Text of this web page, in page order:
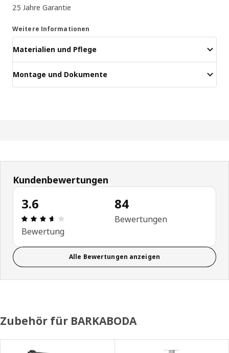
25 Jahre Garantie
Weitere Informationen
Materialien und Pflege
Montage und Dokumente
Kundenbewertungen
3.6
Bewertung: 3.6 von 5 Sterne Alle Bewertungen:
Bewertung
84
Bewertungen
Alle Bewertungen anzeigen
Zubehör für BARKABODA